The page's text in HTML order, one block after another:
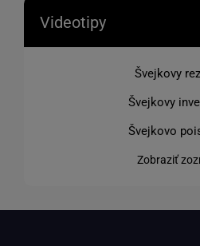
Videotipy
Švejkovy
Švejkovy
Švejkovo
Zobraziť